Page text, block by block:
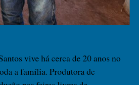
vive há cerca de 20 anos no
a família. Produtora de